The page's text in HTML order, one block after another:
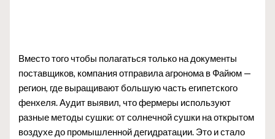
Вместо того чтобы полагаться только на документы
поставщиков, компания отправила агронома в Файюм —
регион, где выращивают большую часть египетского
фенхеля. Аудит выявил, что фермеры используют
разные методы сушки: от солнечной сушки на открытом
воздухе до промышленной дегидратации. Это и стало